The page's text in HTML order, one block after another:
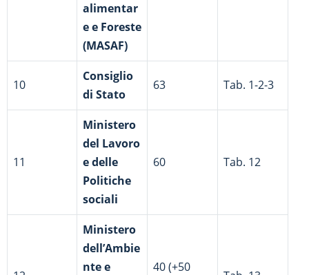
alimentar
e e Foreste
(MASAF)
10
Consiglio
di Stato
63 Tab. 1-2-3
11
Ministero
del Lavoro
e delle
Politiche
sociali
60 Tab. 12
Ministero
dell’Ambie
nte e
40 (+50